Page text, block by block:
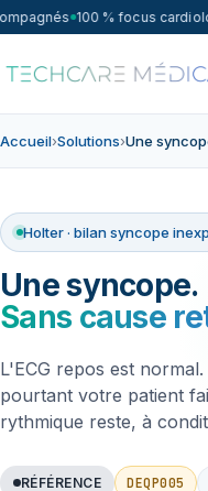
100 % focus
Accueil›Solutions›Une
Holter · bilan syncope
Une syncope.
Sans cause
L'ECG repos est
pourtant votre patient
rythmique reste, à
RÉFÉRENCE DEQP005